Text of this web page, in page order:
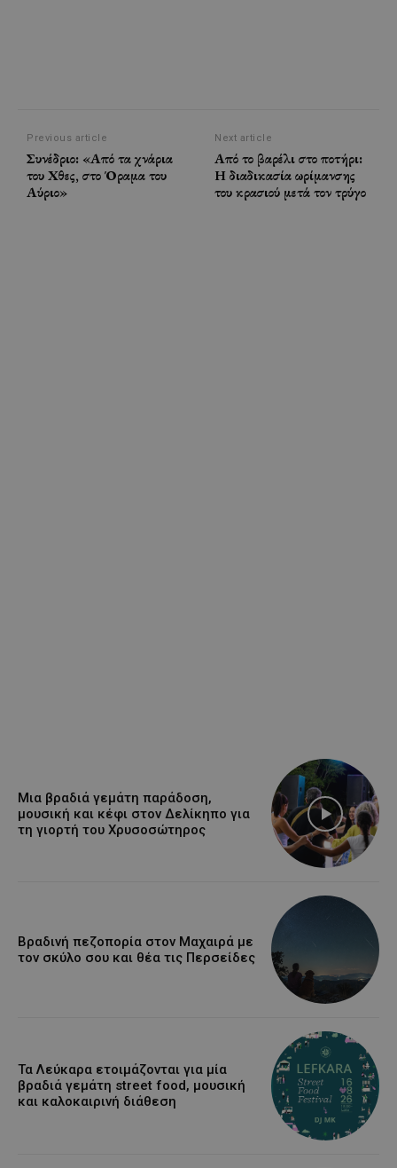
Previous article
Συνέδριο: «Από τα χνάρια
του Χθες, στο Όραμα του
Αύριο»
Next article
Από το βαρέλι στο ποτήρι:
Η διαδικασία ωρίμανσης
του κρασιού μετά τον τρύγο
Μια βραδιά γεμάτη παράδοση,
μουσική και κέφι στον Δελίκηπο για
τη γιορτή του Χρυσοσώτηρος
Βραδινή πεζοπορία στον Μαχαιρά με
τον σκύλο σου και θέα τις Περσείδες
Τα Λεύκαρα ετοιμάζονται για μία
βραδιά γεμάτη street food, μουσική
και καλοκαιρινή διάθεση